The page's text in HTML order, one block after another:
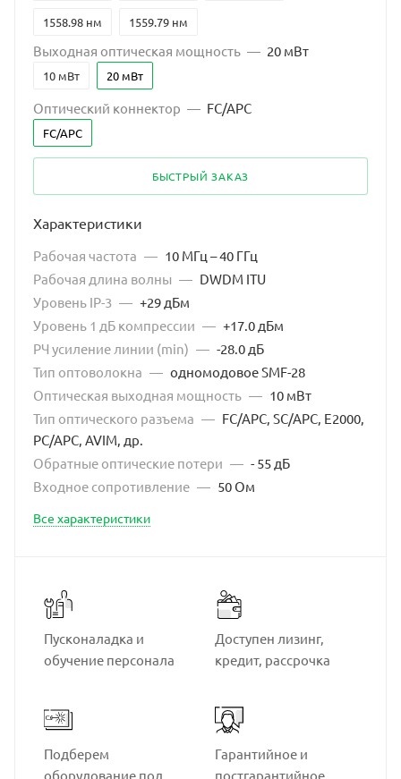
1558.98 нм 1559.79 нм
Выходная оптическая мощность — 20 мВт
10 мВт 20 мВт
Оптический коннектор — FC/APC
FC/APC
БЫСТРЫЙ ЗАКАЗ
Характеристики
Рабочая частота — 10 МГц – 40 ГГц
Рабочая длина волны — DWDM ITU
Уровень IP-3 — +29 дБм
Уровень 1 дБ компрессии — +17.0 дБм
РЧ усиление линии (min) — -28.0 дБ
Тип оптоволокна — одномодовое SMF-28
Оптическая выходная мощность — 10 мВт
Тип оптического разъема — FC/APC, SC/APC, E2000,
PC/APC, AVIM, др.
Обратные оптические потери — - 55 дБ
Входное сопротивление — 50 Ом
Все характеристики
Пусконаладка и
обучение персонала
Доступен лизинг,
кредит, рассрочка
Подберем
оборудование под
Гарантийное и
постгарантийное